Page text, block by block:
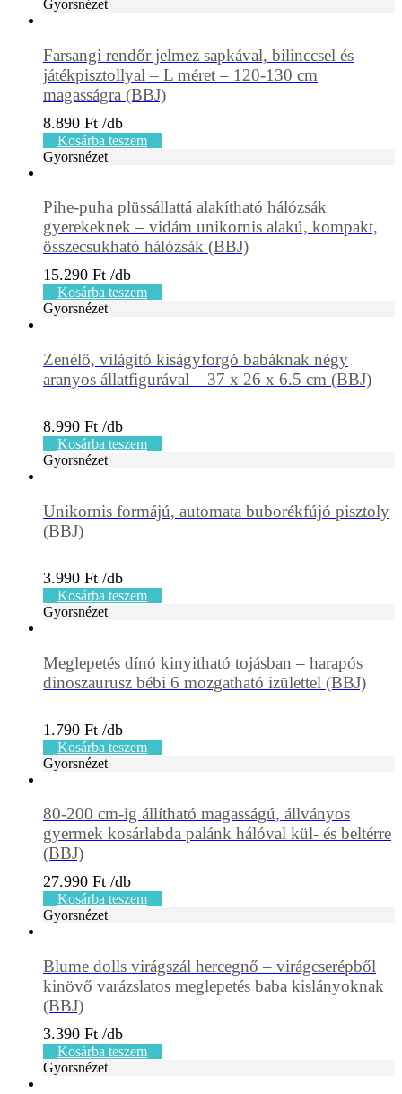
Gyorsnézet
Farsangi rendőr jelmez sapkával, bilinccsel és
játékpisztollyal – L méret – 120-130 cm
magasságra (BBJ)
8.890 Ft
Kosárba teszem
Gyorsnézet
Pihe-puha plüssállattá alakítható hálózsák
gyerekeknek – vidám unikornis alakú, kompakt,
összecsukható hálózsák (BBJ)
15.290 Ft
Kosárba teszem
Gyorsnézet
Zenélő, világító kiságyforgó babáknak négy
aranyos állatfigurával – 37 x 26 x 6.5 cm (BBJ)
8.990 Ft
Kosárba teszem
Gyorsnézet
Unikornis formájú, automata buborékfújó pisztoly
(BBJ)
3.990 Ft
Kosárba teszem
Gyorsnézet
Meglepetés dínó kinyitható tojásban – harapós
dinoszaurusz bébi 6 mozgatható izülettel (BBJ)
1.790 Ft
Kosárba teszem
Gyorsnézet
80-200 cm-ig állítható magasságú, állványos
gyermek kosárlabda palánk hálóval kül- és beltérre
(BBJ)
27.990 Ft
Kosárba teszem
Gyorsnézet
Blume dolls virágszál hercegnő – virágcserépből
kinövő varázslatos meglepetés baba kislányoknak
(BBJ)
3.390 Ft
Kosárba teszem
Gyorsnézet